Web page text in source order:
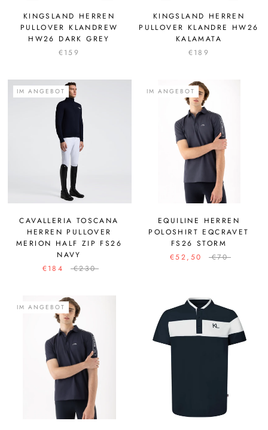
KINGSLAND HERREN
PULLOVER KLANDREW
HW26 DARK GREY
€159
KINGSLAND HERREN
PULLOVER KLANDRE HW26
KALAMATA
€189
IM ANGEBOT
CAVALLERIA TOSCANA
HERREN PULLOVER
MERION HALF ZIP FS26
NAVY
€184
€230
IM ANGEBOT
EQUILINE HERREN
POLOSHIRT EQCRAVET
FS26 STORM
€52,50
€70
IM ANGEBOT